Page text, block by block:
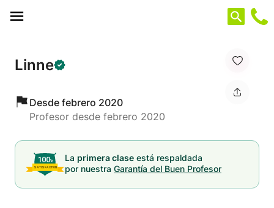
Linne
Desde febrero 2020
Profesor desde febrero 2020
La primera clase está respaldada
por nuestra Garantía del Buen Profesor